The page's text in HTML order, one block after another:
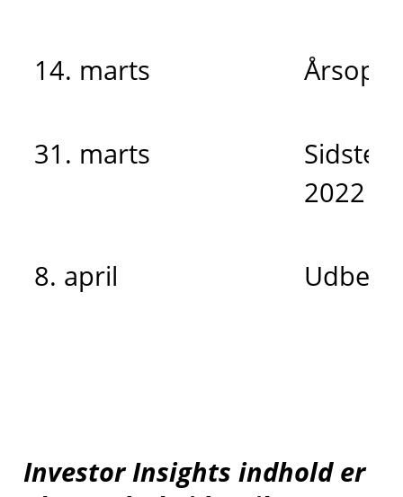
14. marts
31. marts
Sidste
2022
8. april
Investor Insights indhold er